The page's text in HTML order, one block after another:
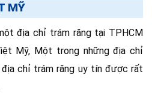
MỸ
địa chỉ trám răng tại TPHCM
Mỹ, Một trong những địa chỉ
chỉ trám răng uy tín được rất